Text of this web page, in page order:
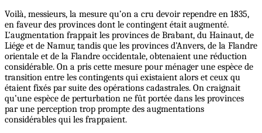
Voilà, messieurs, la mesure qu’on a cru devoir rependre en 1835,
en faveur des provinces dont le contingent était augmenté.
L’augmentation frappait les provinces de Brabant, du Hainaut, de
Liége et de Namur, tandis que les provinces d’Anvers, de la Flandre
orientale et de la Flandre occidentale, obtenaient une réduction
considérable. On a pris cette mesure pour ménager une espèce de
transition entre les contingents qui existaient alors et ceux qu
étaient fixés par suite des opérations cadastrales. On craignait
qu’une espèce de perturbation ne fût portée dans les provinces
par une perception trop prompte des augmentations
considérables qui les frappaient.